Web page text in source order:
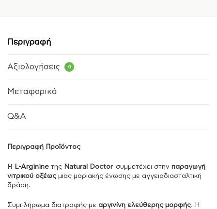
Περιγραφή
Αξιολογήσεις 0
Μεταφορικά
Q&A
Περιγραφή Προϊόντος
Η L-Arginine της Natural Doctor συμμετέχει στην παραγωγή
νιτρικού οξέωςμιας μοριακής ένωσης με αγγειοδιασταλτική
δράση.
Συμπλήρωμα διατροφής με αργινίνη ελεύθερης μορφής. Η